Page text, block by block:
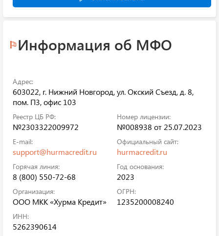
Информация об МФО
Адрес:
603022, г. Нижний Новгород, ул. Окский Съезд, д. 8,
пом. П3, офис 103
Реестр ЦБ РФ:
№2303322009972
Номер лицензии:
№008938 от 25.07.2023
E-mail:
support@hurmacredit.ru
Официальный сайт:
hurmacredit.ru
Горячая линия:
8 (800) 550-72-68
Год основания:
2023
Организация:
ООО МКК «Хурма Кредит»
ОГРН:
1235200008240
ИНН:
5262390614